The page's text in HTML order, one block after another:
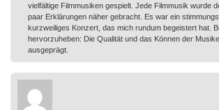
vielfältige Filmmusiken gespielt. Jede Filmmusik wurde
paar Erklärungen näher gebracht. Es war ein
kurzweiliges Konzert, das mich rundum begeistert hat.
hervorzuheben: Die Qualität und das Können der
ausgeprägt.